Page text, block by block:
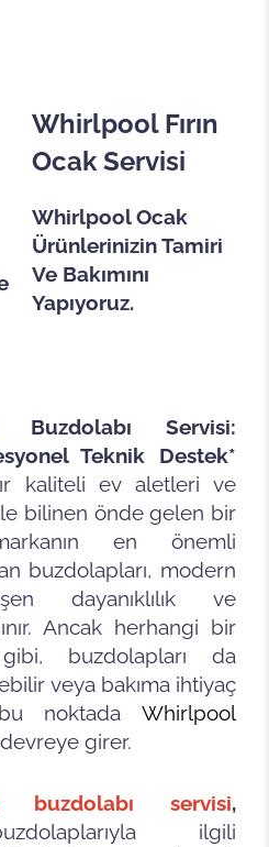
Whirlpool Fırın
Ocak Servisi
Whirlpool Ocak
Ürünlerinizin Tamiri
Ve Bakımını
Yapıyoruz.
Servisi:
Teknik Destek*
kaliteli ev aletleri ve
bilinen önde gelen bir
en önemli
buzdolapları, modern
dayanıklılık ve
Ancak herhangi bir
buzdolapları da
veya bakıma ihtiyaç
noktada Whirlpool
girer.
buzdolabı servisi,
ilgili